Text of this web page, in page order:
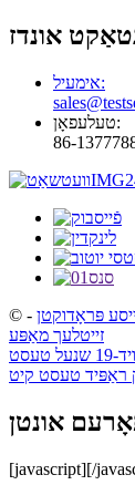
אונדז
אימעיל:
טעלעפאָן:
86-
פּראָדוקטן -
זייטלעך מאַפּע
קאָוויד-19 שנעל טעסט
ראַפּיד טעסט קיט
אונטן
[javascript][/